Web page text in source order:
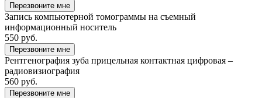
Перезвоните мне
Запись компьютерной томограммы на съемный
информационный носитель
550 руб.
Перезвоните мне
Рентгенография зуба прицельная контактная цифровая –
радиовизиография
560 руб.
Перезвоните мне